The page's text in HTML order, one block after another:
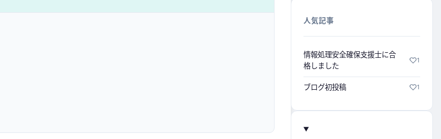
人気記事
情報処理安全確保支援士に合
格しました
1
ブログ初投稿 1